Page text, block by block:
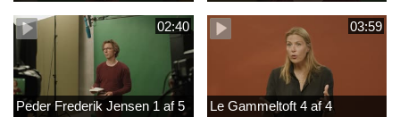
02:40
Peder Frederik Jensen 1 af 5
03:59
Le Gammeltoft 4 af 4